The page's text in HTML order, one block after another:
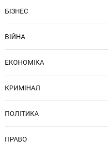
БІЗНЕС
ВІЙНА
ЕКОНОМІКА
КРИМІНАЛ
ПОЛІТИКА
ПРАВО